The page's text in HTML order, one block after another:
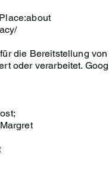
die Bereitstellung
oder verarbeitet.